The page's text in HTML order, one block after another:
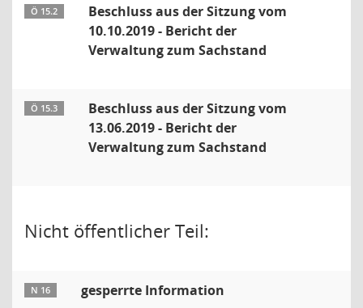
Ö 15.2
Beschluss aus der Sitzung vom
10.10.2019 - Bericht der
Verwaltung zum Sachstand
Ö 15.3
Beschluss aus der Sitzung vom
13.06.2019 - Bericht der
Verwaltung zum Sachstand
Nicht öffentlicher Teil:
N 16 gesperrte Information